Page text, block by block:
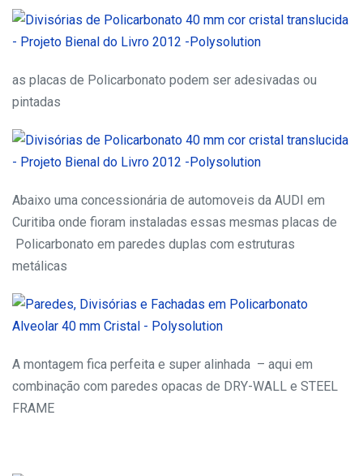
as placas de Policarbonato podem ser adesivadas ou
pintadas
Abaixo uma concessionária de automoveis da AUDI em
Curitiba onde fioram instaladas essas mesmas placas de
Policarbonato em paredes duplas com estruturas
metálicas
A montagem fica perfeita e super alinhada – aqui em
combinação com paredes opacas de DRY-WALL e STEEL
FRAME